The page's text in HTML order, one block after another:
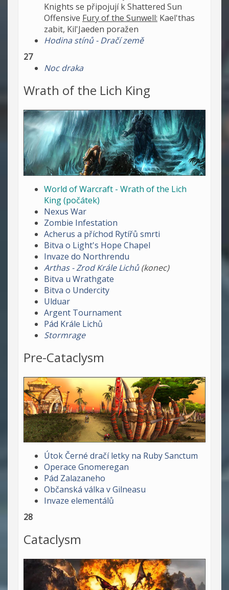
Knights se připojují k Shattered Sun
Offensive Fury of the Sunwell: Kael'thas
zabit, Kil'Jaeden poražen
Hodina stínů - Dračí země
27
Noc draka
Wrath of the Lich King
World of Warcraft - Wrath of the Lich
King (počátek)
Nexus War
Zombie Infestation
Acherus a příchod Rytířů smrti
Bitva o Light's Hope Chapel
Invaze do Northrendu
Arthas - Zrod Krále Lichů(konec)
Bitva u Wrathgate
Bitva o Undercity
Ulduar
Argent Tournament
Pád Krále Lichů
Stormrage
Pre-Cataclysm
Útok Černé dračí letky na Ruby Sanctum
Operace Gnomeregan
Pád Zalazaneho
Občanská válka v Gilneasu
Invaze elementálů
28
Cataclysm